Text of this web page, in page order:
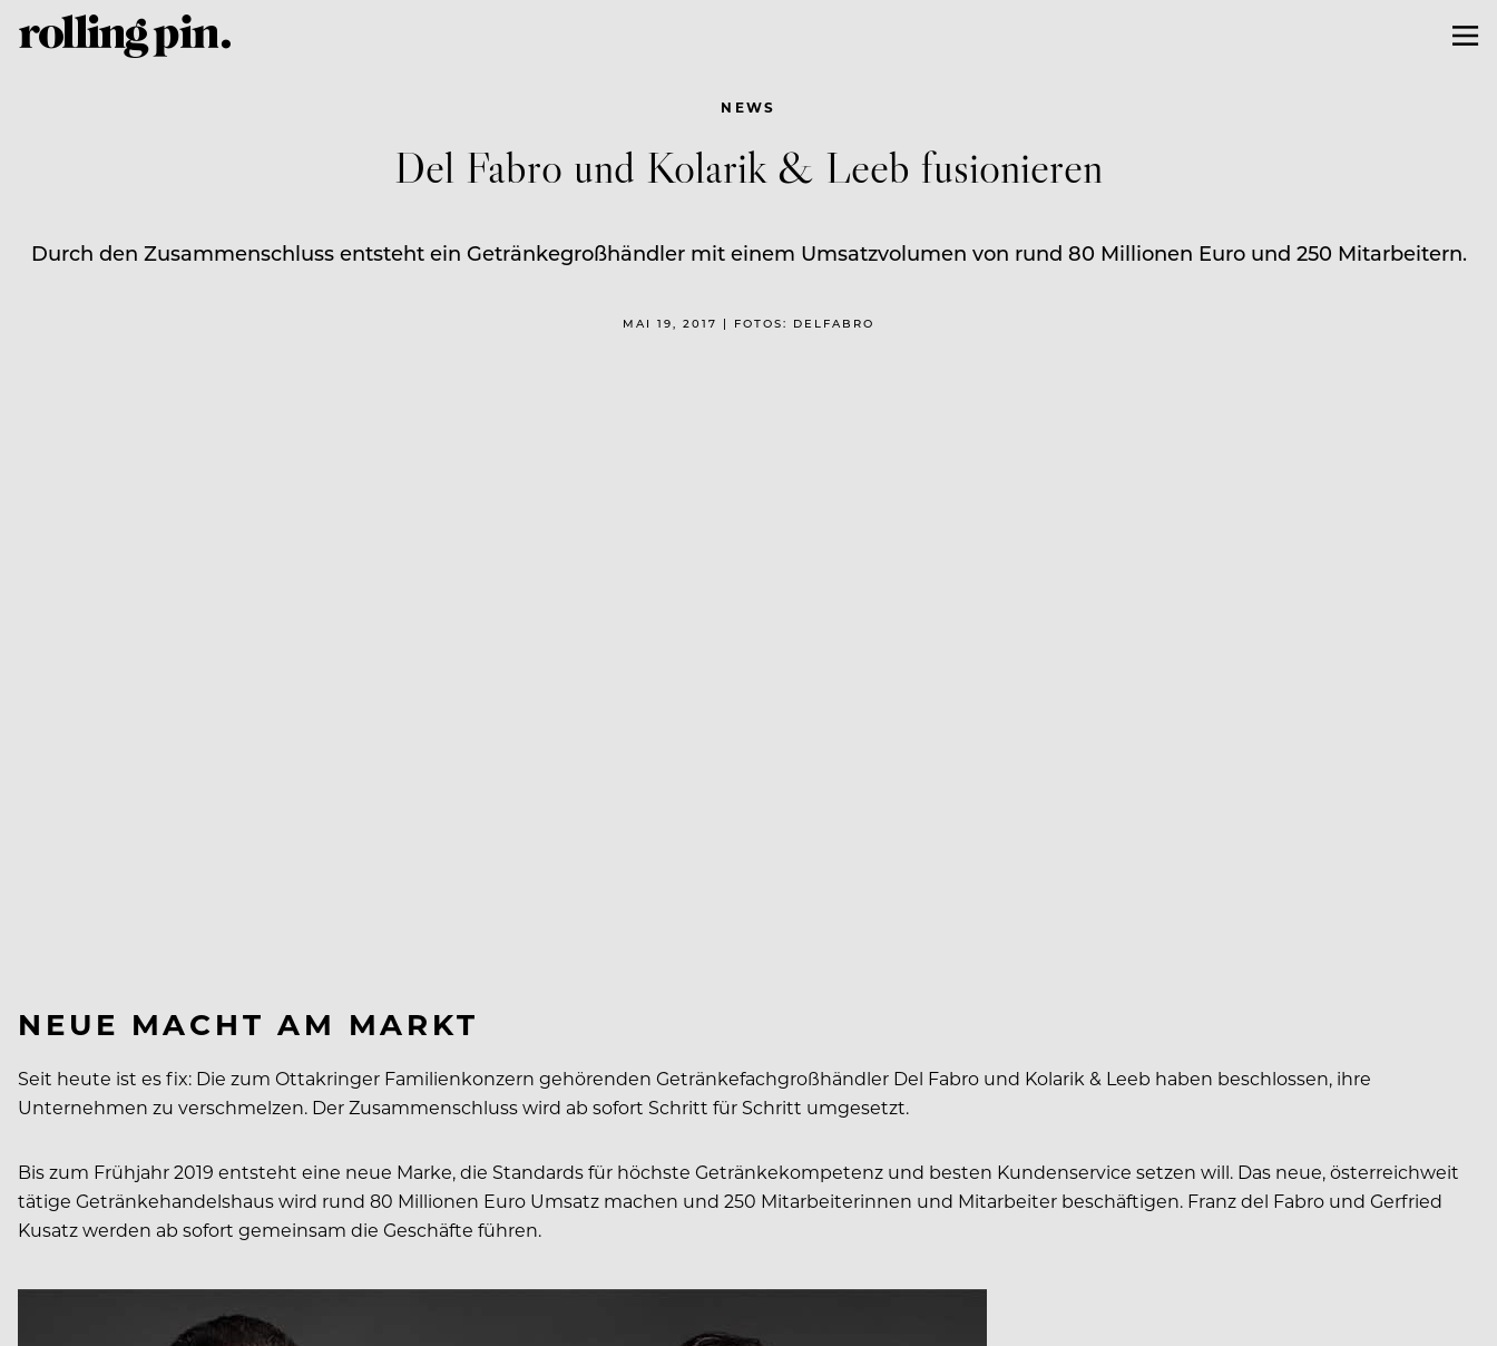
NEWS
Del Fabro und Kolarik & Leeb fusionieren
Durch den Zusammenschluss entsteht ein Getränkegroßhändler mit einem Umsatzvolumen von rund 80 Millionen Euro und 250 Mitarbeitern.
MAI 19, 2017 | FOTOS: DELFABRO
NEUE MACHT AM MARKT
Seit heute ist es fix: Die zum Ottakringer Familienkonzern gehörenden Getränkefachgroßhändler Del Fabro und Kolarik & Leeb haben beschlossen, ihre
Unternehmen zu verschmelzen. Der Zusammenschluss wird ab sofort Schritt für Schritt umgesetzt.
Bis zum Frühjahr 2019 entsteht eine neue Marke, die Standards für höchste Getränkekompetenz und besten Kundenservice setzen will. Das neue, österreichweit
tätige Getränkehandelshaus wird rund 80 Millionen Euro Umsatz machen und 250 Mitarbeiterinnen und Mitarbeiter beschäftigen. Franz del Fabro und Gerfried
Kusatz werden ab sofort gemeinsam die Geschäfte führen.